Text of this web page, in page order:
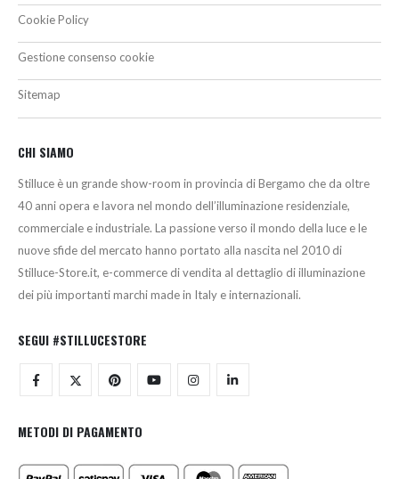
Cookie Policy
Gestione consenso cookie
Sitemap
CHI SIAMO
Stilluce è un grande show-room in provincia di Bergamo che da oltre
40 anni opera e lavora nel mondo dell’illuminazione residenziale,
commerciale e industriale. La passione verso il mondo della luce e le
nuove sfide del mercato hanno portato alla nascita nel 2010 di
Stilluce-Store.it, e-commerce di vendita al dettaglio di illuminazione
dei più importanti marchi made in Italy e internazionali.
SEGUI #STILLUCESTORE
METODI DI PAGAMENTO